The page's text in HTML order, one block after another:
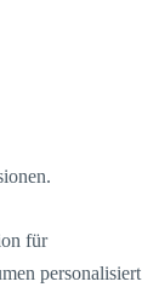
für
personalisiert